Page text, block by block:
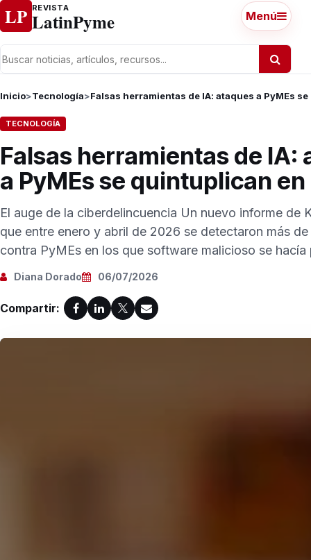
Ir al contenido
LP REVISTA
LatinPyme Menú
Inicio>Tecnología>Falsas herramientas de IA: ataques a PyMEs
TECNOLOGÍA
Falsas herramientas de IA:
a PyMEs se quintuplican
El auge de la ciberdelincuencia Un nuevo informe de
que entre enero y abril de 2026 se detectaron más
contra PyMEs en los que software malicioso se hacía
Diana Dorado 06/07/2026
Compartir: